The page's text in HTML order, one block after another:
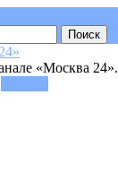
«Москва 24».